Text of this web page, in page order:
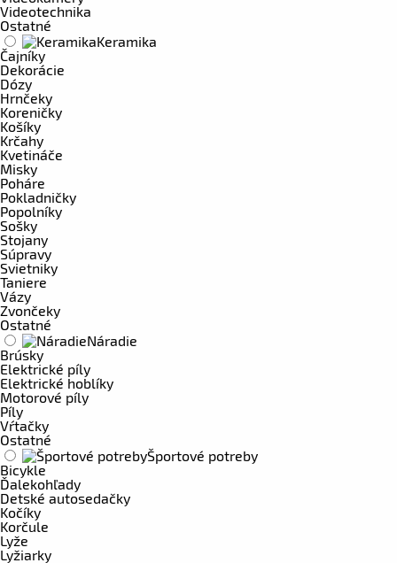
Videotechnika
Ostatné
Keramika
Čajníky
Dekorácie
Dózy
Hrnčeky
Koreničky
Košíky
Krčahy
Kvetináče
Misky
Poháre
Pokladničky
Popolníky
Sošky
Stojany
Súpravy
Svietniky
Taniere
Vázy
Zvončeky
Ostatné
Náradie
Brúsky
Elektrické píly
Elektrické hoblíky
Motorové píly
Píly
Vŕtačky
Ostatné
Športové potreby
Bicykle
Ďalekohľady
Detské autosedačky
Kočíky
Korčule
Lyže
Lyžiarky